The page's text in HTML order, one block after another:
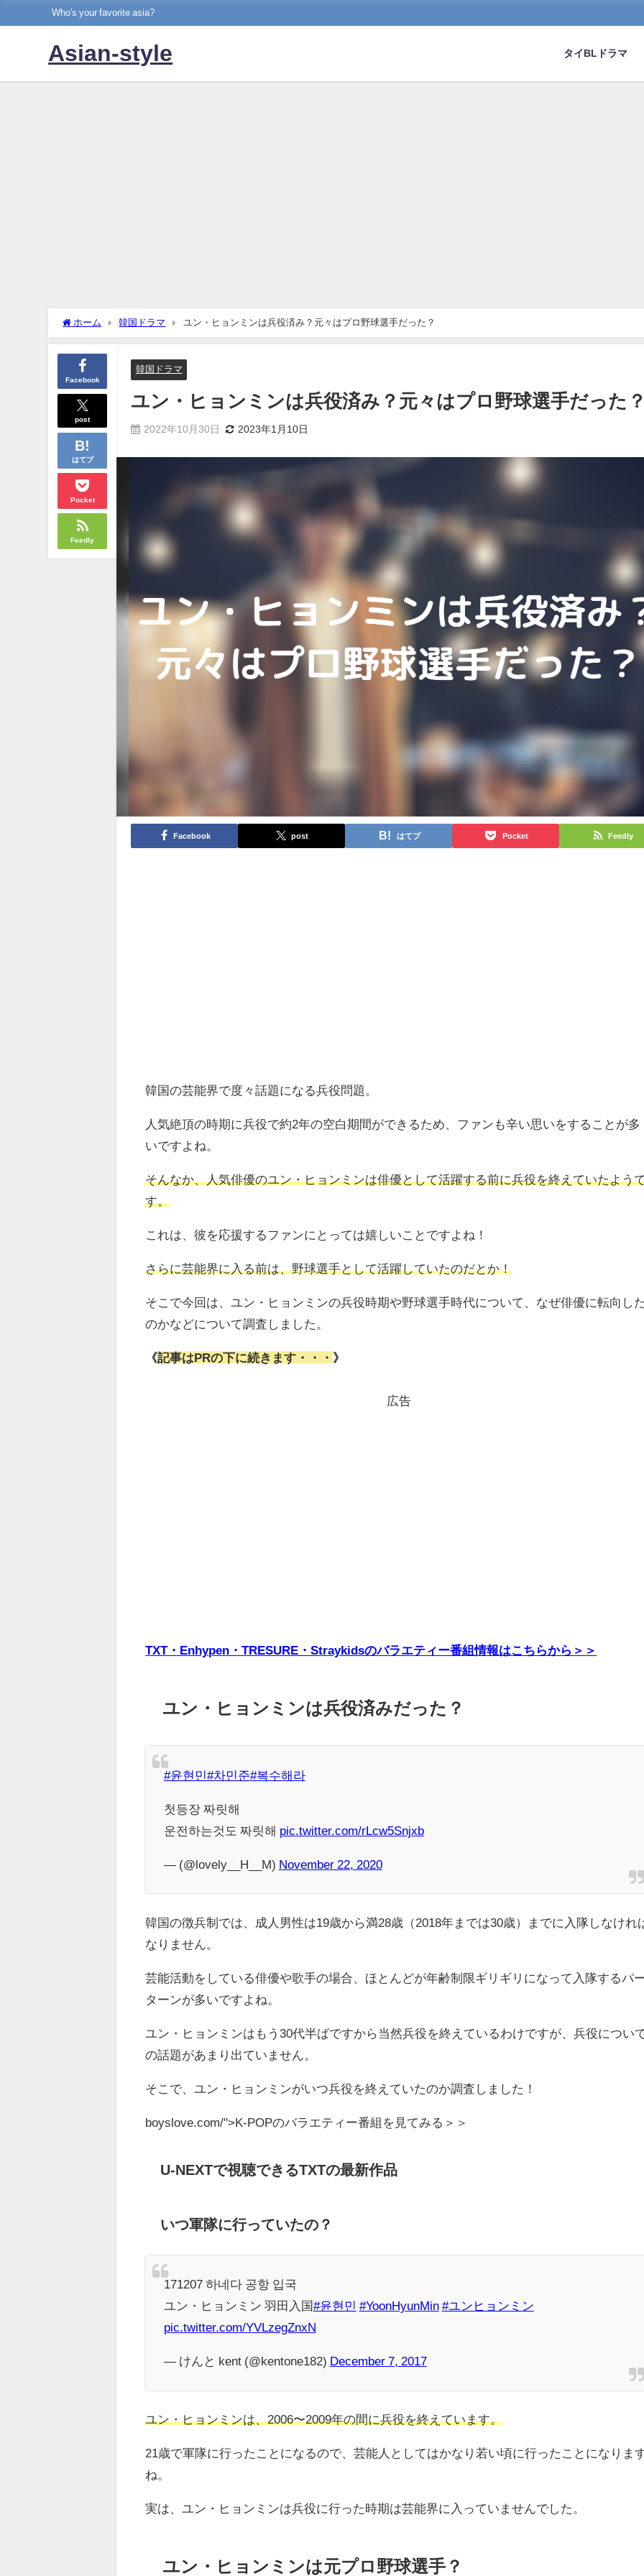
Who's your favorite asia?
Asian-style タイBLドラマ
ホーム 韓国ドラマ ユン・ヒョンミンは兵役済み？元々はプロ野球選手だった？
Facebook
post
はてブ
Pocket
Feedly
韓国ドラマ
ユン・ヒョンミンは兵役済み？元々はプロ野球選手だった
2022年10月30日 2023年1月10日
Facebook post はてブ Pocket Feedly
韓国の芸能界で度々話題になる兵役問題。
人気絶頂の時期に兵役で約2年の空白期間ができるため、ファンも辛い思いをすることが多
いですよね。
そんなか、人気俳優のユン・ヒョンミンは俳優として活躍する前に兵役を終えていたよう
す。
これは、彼を応援するファンにとっては嬉しいことですよね！
さらに芸能界に入る前は、野球選手として活躍していたのだとか！
そこで今回は、ユン・ヒョンミンの兵役時期や野球選手時代について、なぜ俳優に転向し
のかなどについて調査しました。
《記事はPRの下に続きます・・・ 》
広告
TXT・Enhypen・TRESURE・Straykidsのバラエティー番組情報はこちらから＞＞
ユン・ヒョンミンは兵役済みだった？
#윤현민#차민준#복수해라
첫등장 짜릿해
운전하는것도 짜릿해 pic.twitter.com/rLcw5Snjxb
— (@lovely__H__M) November 22, 2020
韓国の徴兵制では、成人男性は19歳から満28歳（2018年までは30歳）までに入隊しなけれ
なりません。
芸能活動をしている俳優や歌手の場合、ほとんどが年齢制限ギリギリになって入隊するパ
ターンが多いですよね。
ユン・ヒョンミンはもう30代半ばですから当然兵役を終えているわけですが、兵役につい
の話題があまり出ていません。
そこで、ユン・ヒョンミンがいつ兵役を終えていたのか調査しました！
boyslove.com/">K-POPのバラエティー番組を見てみる＞＞
U-NEXTで視聴できるTXTの最新作品
いつ軍隊に行っていたの？
171207 하네다 공항 입국
ユン・ヒョンミン 羽田入国#윤현민 #YoonHyunMin #ユンヒョンミン
pic.twitter.com/YVLzegZnxN
— けんと kent (@kentone182) December 7, 2017
ユン・ヒョンミンは、2006〜2009年の間に兵役を終えています。
21歳で軍隊に行ったことになるので、芸能人としてはかなり若い頃に行ったことになりま
ね。
実は、ユン・ヒョンミンは兵役に行った時期は芸能界に入っていませんでした。
ユン・ヒョンミンは元プロ野球選手？